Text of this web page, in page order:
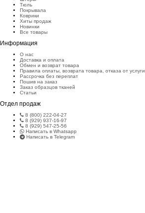
Тюль
Покрывала
Коврики
Хиты продаж
Новинки
Все товары
Информация
О нас
Доставка и оплата
Обмен и возврат товара
Правила оплаты, возврата товара, отказа от услуги
Рассрочка без переплат
Пошив на заказ
Заказ образцов тканей
Статьи
Отдел продаж
8 (800) 222-04-27
8 (929) 937-16-97
8 (929) 547-25-56
Написать в Whatsapp
Написать в Telegram